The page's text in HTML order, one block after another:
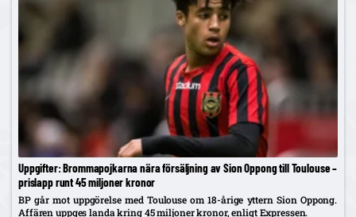
Uppgifter: Brommapojkarna nära försäljning av Sion Oppong till Toulouse –
prislapp runt 45 miljoner kronor
BP går mot uppgörelse med Toulouse om 18-årige yttern Sion Oppong.
Affären uppges landa kring 45 miljoner kronor, enligt Expressen.